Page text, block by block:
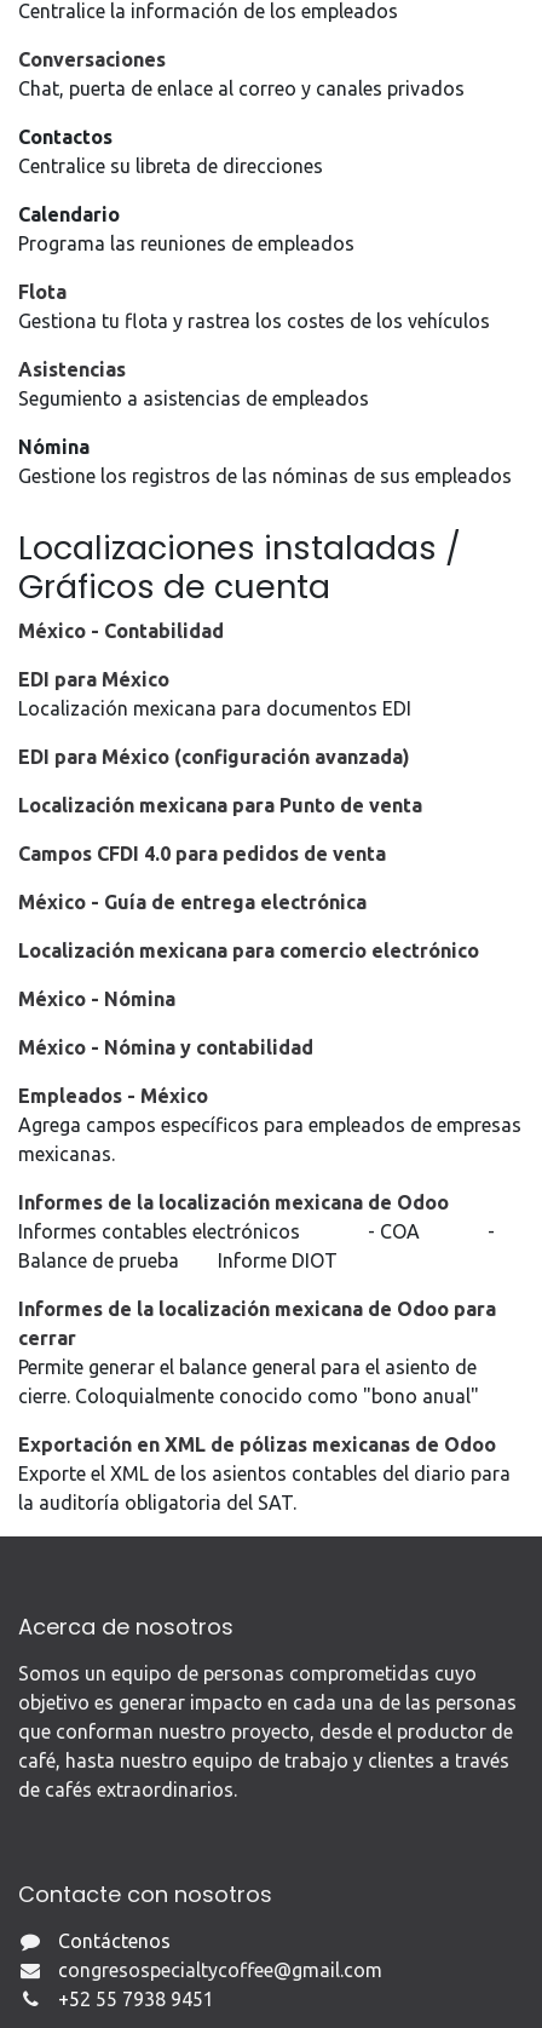
Centralice la información de los empleados
Conversaciones
Chat, puerta de enlace al correo y canales privados
Contactos
Centralice su libreta de direcciones
Calendario
Programa las reuniones de empleados
Flota
Gestiona tu flota y rastrea los costes de los vehículos
Asistencias
Segumiento a asistencias de empleados
Nómina
Gestione los registros de las nóminas de sus empleados
Localizaciones instaladas /
Gráficos de cuenta
México - Contabilidad
EDI para México
Localización mexicana para documentos EDI
EDI para México (configuración avanzada)
Localización mexicana para Punto de venta
Campos CFDI 4.0 para pedidos de venta
México - Guía de entrega electrónica
Localización mexicana para comercio electrónico
México - Nómina
México - Nómina y contabilidad
Empleados - México
Agrega campos específicos para empleados de empresas
mexicanas.
Informes de la localización mexicana de Odoo
Informes contables electrónicos - COA -
Balance de prueba Informe DIOT
Informes de la localización mexicana de Odoo para
cerrar
Permite generar el balance general para el asiento de
cierre. Coloquialmente conocido como "bono anual"
Exportación en XML de pólizas mexicanas de Odoo
Exporte el XML de los asientos contables del diario para
la auditoría obligatoria del SAT.
Acerca de nosotros
Somos un equipo de personas comprometidas cuyo
objetivo es generar impacto en cada una de las personas
que conforman nuestro proyecto, desde el productor de
café, hasta nuestro equipo de trabajo y clientes a través
de cafés extraordinarios.
Contacte con nosotros
Contáctenos
congresospecialtycoffee@gmail.com
+52 55 7938 9451